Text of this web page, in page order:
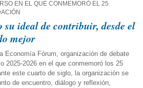
EN EL QUE CONMEMORÓ EL 25
ideal de contribuir, desde el
mejor
Economía Fórum, organización de debate
2025-2026 en el que conmemoró los 25
este cuarto de siglo, la organización se
de encuentro, diálogo y reflexión,